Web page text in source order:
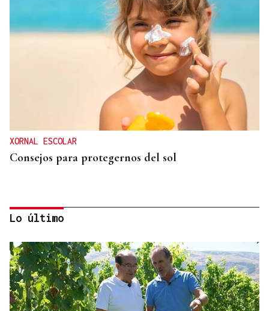
XORNAL ESCOLAR
Consejos para protegernos del sol
Lo último